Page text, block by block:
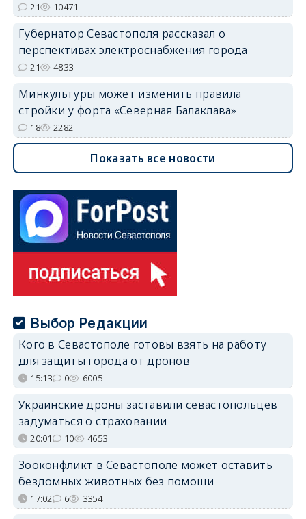
21 10471
Губернатор Севастополя рассказал о
перспективах электроснабжения города
21 4833
Минкультуры может изменить правила
стройки у форта «Северная Балаклава»
18 2282
Показать все новости
Выбор Редакции
Кого в Севастополе готовы взять на работу
для защиты города от дронов
15:13 0 6005
Украинские дроны заставили севастопольцев
задуматься о страховании
20:01 10 4653
Зооконфликт в Севастополе может оставить
бездомных животных без помощи
17:02 6 3354